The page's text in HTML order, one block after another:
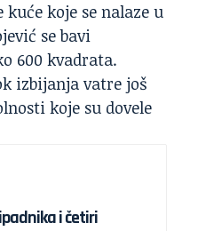
koje se nalaze u
se bavi
600 kvadrata.
izbijanja vatre još
koje su dovele
i četiri